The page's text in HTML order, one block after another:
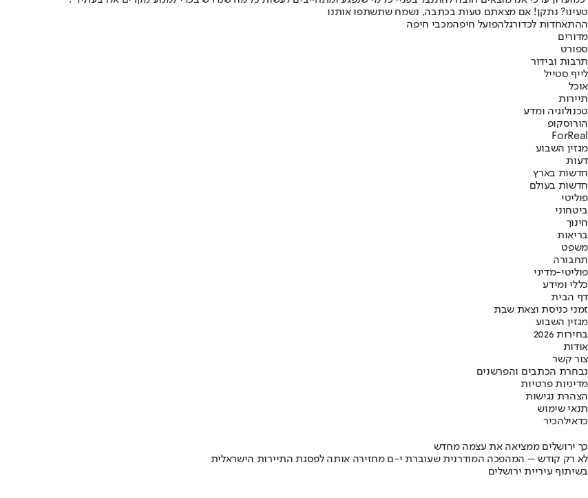
טעינו? נתקן! אם מצאתם טעות בכתבה, נשמח שתשתפו אותנו
ההתאחדות לכדורגלהפועל חיפהמכבי חיפה
מדורים
ספורט
תרבות ובידור
לייף סטייל
אוכל
תיירות
טכנולוגיה ומדע
הורוסקופ
ForReal
מגזין השבוע
דעות
חדשות בארץ
חדשות בעולם
פוליטי
ביטחוני
חינוך
בריאות
משפט
תחבורה
פוליטי-מדיני
כללי ומידע
דף הבית
זמני כניסת וצאת שבת
מגזין השבוע
בחירות 2026
אודות
צור קשר
נבחרת הכתבים והפרשנים
מדיניות פרטיות
הצהרת נגישות
תנאי שימוש
כדאילהכיר
כך ירושלים ממציאה את עצמה מחדש
לא רק קודש – המהפכה המודרנית שעוברת י-ם מחזירה אותה לפסגת התיירות הישראלית
בשיתוף עיריית ירושלים